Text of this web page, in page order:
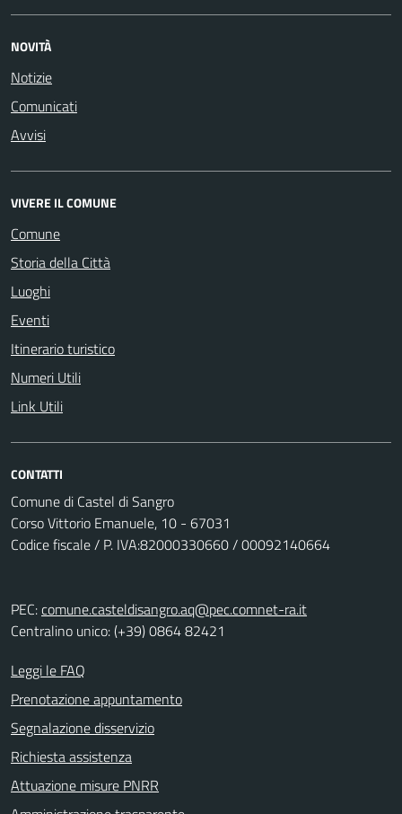
NOVITÀ
Notizie
Comunicati
Avvisi
VIVERE IL COMUNE
Comune
Storia della Città
Luoghi
Eventi
Itinerario turistico
Numeri Utili
Link Utili
CONTATTI
Comune di Castel di Sangro
Corso Vittorio Emanuele, 10 - 67031
Codice fiscale / P. IVA:82000330660 / 00092140664
PEC:comune.casteldisangro.aq@pec.comnet-ra.it
Centralino unico: (+39) 0864 82421
Leggi le FAQ
Prenotazione appuntamento
Segnalazione disservizio
Richiesta assistenza
Attuazione misure PNRR